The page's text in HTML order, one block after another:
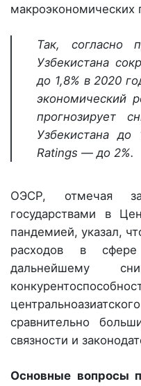
макроэкономических
Так, согласно
Узбекистана
до 1,8% в 2020
экономический
прогнозирует
Узбекистана
Ratings — до 2%.
ОЭСР, отмечая
государствами в
пандемией, указал,
расходов в сфере
дальнейшему
сравнительно
связности и
Основные вопросы